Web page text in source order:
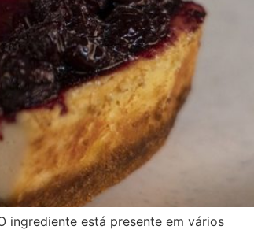
ingrediente está presente em vários